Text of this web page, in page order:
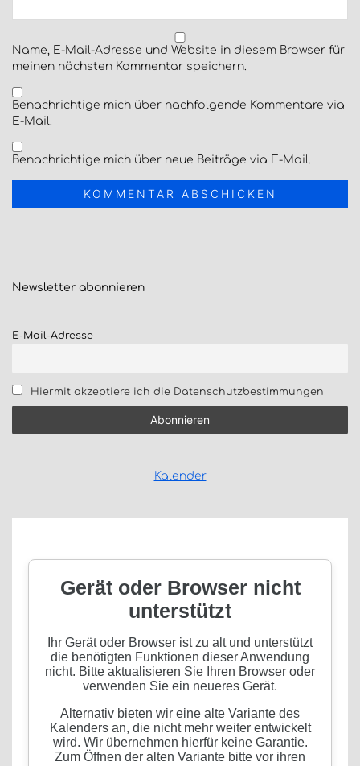
Name, E-Mail-Adresse und Website in diesem Browser für
meinen nächsten Kommentar speichern.
Benachrichtige mich über nachfolgende Kommentare via
E-Mail.
Benachrichtige mich über neue Beiträge via E-Mail.
Newsletter abonnieren
E-Mail-Adresse
Hiermit akzeptiere ich die Datenschutzbestimmungen
Kalender